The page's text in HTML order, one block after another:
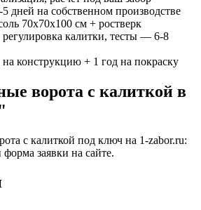
дней на собственном производстве
70x70x100 см + ростверк
калитки, тесты — 6-8
на конструкцию + 1 год на покраску
ворота с калиткой в
с калиткой под ключ на 1-zabor.ru:
заявки на сайте.